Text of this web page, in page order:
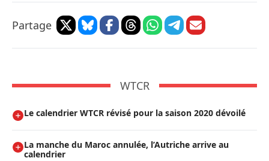
Partage
WTCR
Le calendrier WTCR révisé pour la saison 2020 dévoilé
La manche du Maroc annulée, l’Autriche arrive au
calendrier